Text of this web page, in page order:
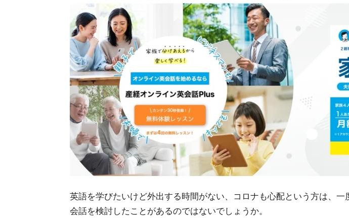
英語を学びたいけど外出する時間がない、コロナも心配という方は、一
会話を検討したことがあるのではないでしょうか。